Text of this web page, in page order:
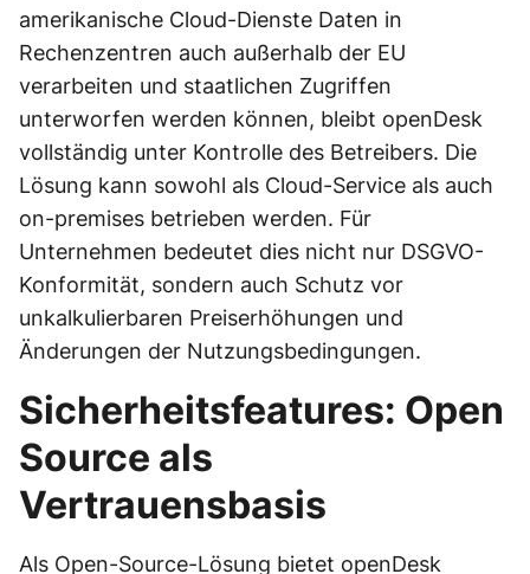
amerikanische Cloud-Dienste Daten in
Rechenzentren auch außerhalb der EU
verarbeiten und staatlichen Zugriffen
unterworfen werden können, bleibt openDesk
vollständig unter Kontrolle des Betreibers. Die
Lösung kann sowohl als Cloud-Service als auch
on-premises betrieben werden. Für
Unternehmen bedeutet dies nicht nur DSGVO-
Konformität, sondern auch Schutz vor
unkalkulierbaren Preiserhöhungen und
Änderungen der Nutzungsbedingungen.
Sicherheitsfeatures: Open
Source als
Vertrauensbasis
Als Open-Source-Lösung bietet openDesk